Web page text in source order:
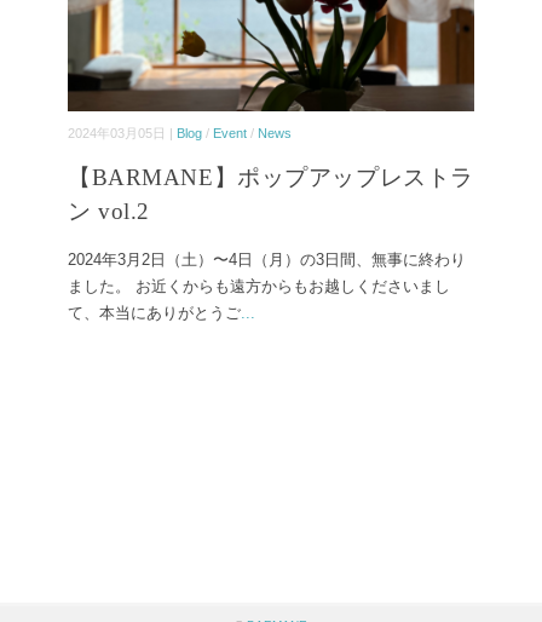
2024年03月05日 | Blog / Event / News
【BARMANE】ポップアップレストラ
ン vol.2
2024年3月2日（土）〜4日（月）の3日間、無事に終わり
ました。 お近くからも遠方からもお越しくださいまし
て、本当にありがとうご